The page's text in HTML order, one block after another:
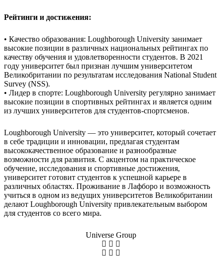
Рейтинги и достижения:
• Качество образования: Loughborough University занимает
высокие позиции в различных национальных рейтингах по
качеству обучения и удовлетворенности студентов. В 2021
году университет был признан лучшим университетом
Великобритании по результатам исследования National Student
Survey (NSS).
• Лидер в спорте: Loughborough University регулярно занимает
высокие позиции в спортивных рейтингах и является одним
из лучших университетов для студентов-спортсменов.
Loughborough University — это университет, который сочетает
в себе традиции и инновации, предлагая студентам
высококачественное образование и разнообразные
возможности для развития. С акцентом на практическое
обучение, исследования и спортивные достижения,
университет готовит студентов к успешной карьере в
различных областях. Проживание в Лафборо и возможность
учиться в одном из ведущих университетов Великобритании
делают Loughborough University привлекательным выбором
для студентов со всего мира.
Universe Group